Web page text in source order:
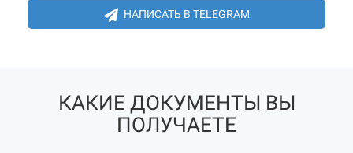
НАПИСАТЬ В TELEGRAM
КАКИЕ ДОКУМЕНТЫ ВЫ
ПОЛУЧАЕТЕ